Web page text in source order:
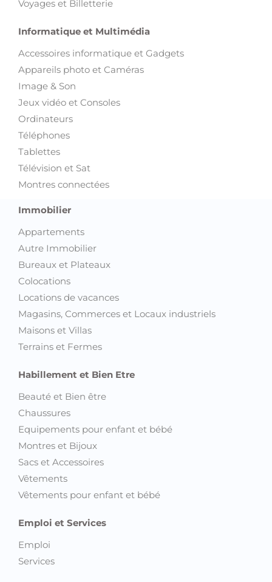
Voyages et Billetterie
Informatique et Multimédia
Accessoires informatique et Gadgets
Appareils photo et Caméras
Image & Son
Jeux vidéo et Consoles
Ordinateurs
Téléphones
Tablettes
Télévision et Sat
Montres connectées
Immobilier
Appartements
Autre Immobilier
Bureaux et Plateaux
Colocations
Locations de vacances
Magasins, Commerces et Locaux industriels
Maisons et Villas
Terrains et Fermes
Habillement et Bien Etre
Beauté et Bien être
Chaussures
Equipements pour enfant et bébé
Montres et Bijoux
Sacs et Accessoires
Vêtements
Vêtements pour enfant et bébé
Emploi et Services
Emploi
Services